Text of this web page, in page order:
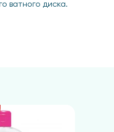
ватного диска.